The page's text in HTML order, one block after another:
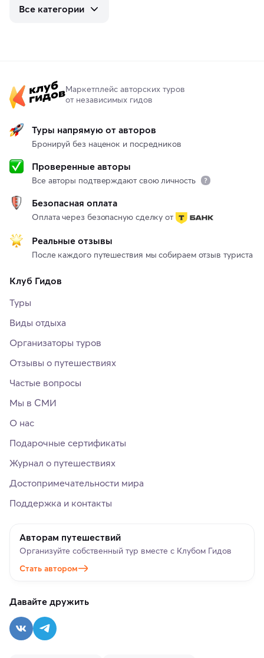
Все категории
Маркетплейс авторских туров
от независимых гидов
Туры напрямую от авторов
Бронируй без наценок и посредников
Проверенные авторы
Все авторы подтверждают свою личность
Безопасная оплата
Оплата через безопасную сделку от
Реальные отзывы
После каждого путешествия мы собираем отзыв туриста
Клуб Гидов
Туры
Виды отдыха
Организаторы туров
Отзывы о путешествиях
Частые вопросы
Мы в СМИ
О нас
Подарочные сертификаты
Журнал о путешествиях
Достопримечательности мира
Поддержка и контакты
Авторам путешествий
Организуйте собственный тур вместе с Клубом Гидов
Стать автором
Давайте дружить